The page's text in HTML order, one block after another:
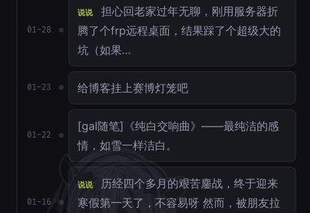
01-28
说说
担心回老家过年无聊，刚用服务器折
腾了个frp远程桌面，结果踩了个超级大的
坑（如果…
01-23 给博客挂上赛博灯笼吧
01-22
[gal随笔]《纯白交响曲》——最纯洁的感
情，如雪一样洁白。
01-16
说说
历经四个多月的艰苦鏖战，终于迎来
寒假第一天了，不容易呀 然而，被朋友拉